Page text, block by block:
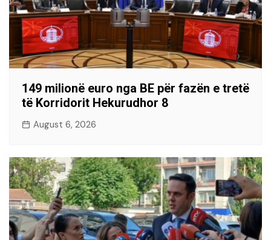
149 milionë euro nga BE për fazën e tretë
të Korridorit Hekurudhor 8
August 6, 2026